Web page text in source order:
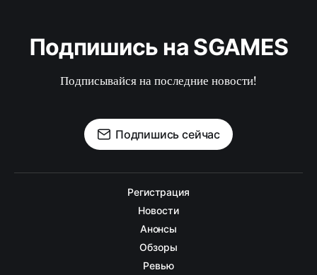
Подпишись на SGAMES
Подписывайся на последние новости!
Подпишись сейчас
Регистрация
Новости
Анонсы
Обзоры
Ревью